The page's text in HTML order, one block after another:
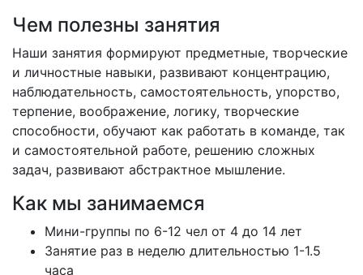
Чем полезны занятия
Наши занятия формируют предметные, творческие
и личностные навыки, развивают концентрацию,
наблюдательность, самостоятельность, упорство,
терпение, воображение, логику, творческие
способности, обучают как работать в команде, так
и самостоятельной работе, решению сложных
задач, развивают абстрактное мышление.
Как мы занимаемся
Мини-группы по 6-12 чел от 4 до 14 лет
Занятие раз в неделю длительностью 1-1.5
часа